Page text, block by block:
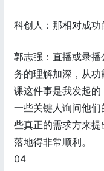
科创人：那相对成功
郭志强：直播或录
务的理解加深，从
课这件事是我发起
一些关键人询问他
些真正的需求方来
落地得非常顺利。
04